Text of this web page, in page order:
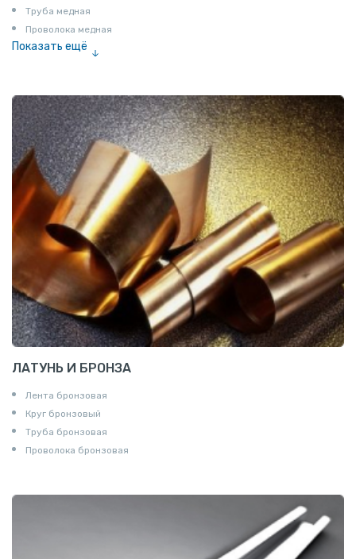
Труба медная
Проволока медная
Показать ещё
ЛАТУНЬ И БРОНЗА
Лента бронзовая
Круг бронзовый
Труба бронзовая
Проволока бронзовая